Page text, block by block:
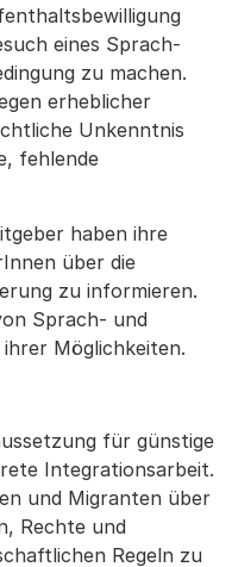
eines Sprach-
zu machen.
erheblicher
Unkenntnis
fehlende
haben ihre
über die
zu informieren.
Sprach- und
Möglichkeiten.
für günstige
Integrationsarbeit.
und Migranten über
Rechte und
Regeln zu